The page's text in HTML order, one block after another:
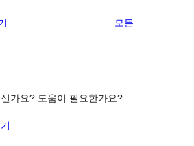
모든
가요? 도움이 필요한가요?